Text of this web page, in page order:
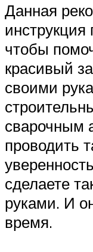
Данная
инструкция
чтобы
красивый
своими
сварочным
проводить
сделаете
руками. И
время.